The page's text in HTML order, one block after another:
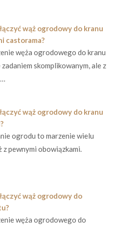
wąż ogrodowy do kranu
castorama?
węża ogrodowego do kranu
skomplikowanym, ale z
wąż ogrodowy do kranu
ogrodu to marzenie wielu
pewnymi obowiązkami.
wąż ogrodowy do
węża ogrodowego do